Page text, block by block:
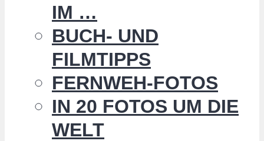
IM …
BUCH- UND
FILMTIPPS
FERNWEH-FOTOS
IN 20 FOTOS UM DIE
WELT